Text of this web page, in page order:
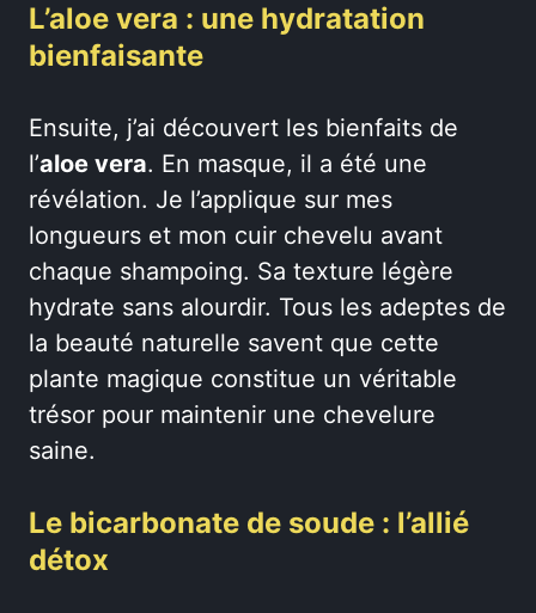
L’aloe vera : une hydratation
bienfaisante
Ensuite, j’ai découvert les bienfaits de
l’aloe vera. En masque, il a été une
révélation. Je l’applique sur mes
longueurs et mon cuir chevelu avant
chaque shampoing. Sa texture légère
hydrate sans alourdir. Tous les adeptes de
la beauté naturelle savent que cette
plante magique constitue un véritable
trésor pour maintenir une chevelure
saine.
Le bicarbonate de soude : l’allié
détox